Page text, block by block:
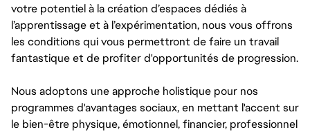
votre potentiel à la création d’espaces dédiés à
l’apprentissage et à l’expérimentation, nous vous offrons
les conditions qui vous permettront de faire un travail
fantastique et de profiter d'opportunités de progression.
Nous adoptons une approche holistique pour nos
programmes d'avantages sociaux, en mettant l'accent sur
le bien-être physique, émotionnel, financier, professionnel